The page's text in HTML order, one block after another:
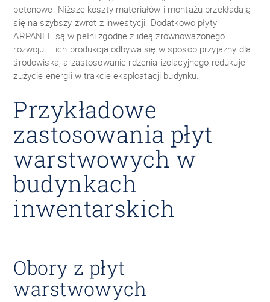
betonowe. Niższe koszty materiałów i montażu przekładają
się na szybszy zwrot z inwestycji. Dodatkowo płyty
ARPANEL są w pełni zgodne z ideą zrównoważonego
rozwoju – ich produkcja odbywa się w sposób przyjazny dla
środowiska, a zastosowanie rdzenia izolacyjnego redukuje
zużycie energii w trakcie eksploatacji budynku.
Przykładowe
zastosowania płyt
warstwowych w
budynkach
inwentarskich
Obory z płyt
warstwowych